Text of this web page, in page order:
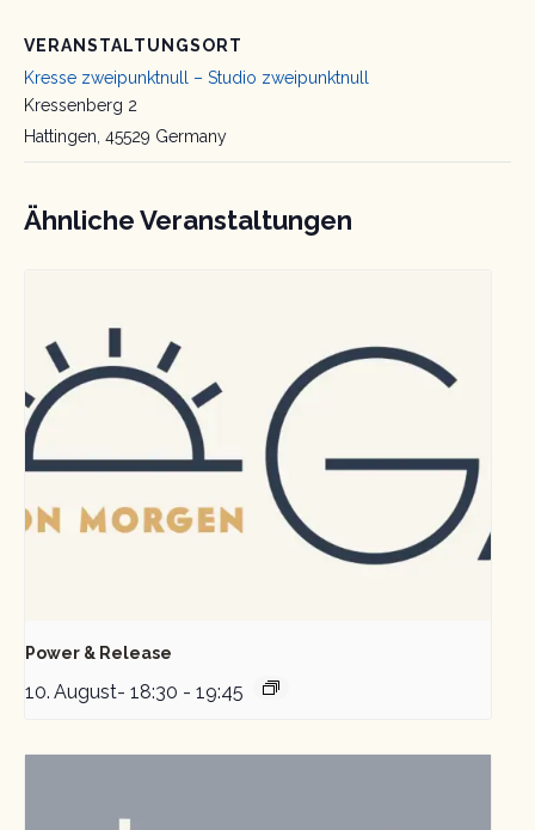
VERANSTALTUNGSORT
Kresse zweipunktnull – Studio zweipunktnull
Kressenberg 2
Hattingen, 45529 Germany
Ähnliche Veranstaltungen
Power & Release
10. August- 18:30 - 19:45